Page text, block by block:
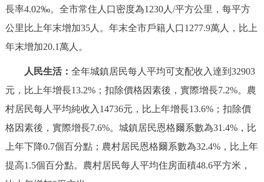
長率4.02‰。全市常住人口密度為1230人/平方公里，每平方
公里比上年末增加35人。年末全市戶籍人口1277.9萬人，比上
年末增加20.1萬人。
人民生活： 全年城鎮居民每人平均可支配收入達到32903
元，比上年增長13.2%；扣除價格因素後，實際增長7.2%。農
村居民每人平均純收入14736元，比上年增長13.6%；扣除價
格因素後，實際增長7.6%。城鎮居民恩格爾系數為31.4%，比
上年下降0.7個百分點；農村居民恩格爾系數為32.4%，比上年
提高1.5個百分點。農村居民每人平均住房面積48.6平方米，